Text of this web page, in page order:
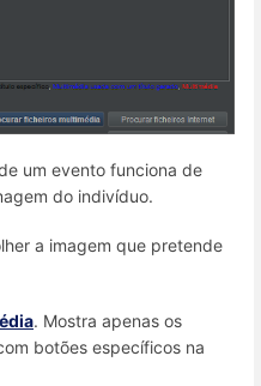
um evento funciona de
do indivíduo.
a imagem que pretende
. Mostra apenas os
botões específicos na